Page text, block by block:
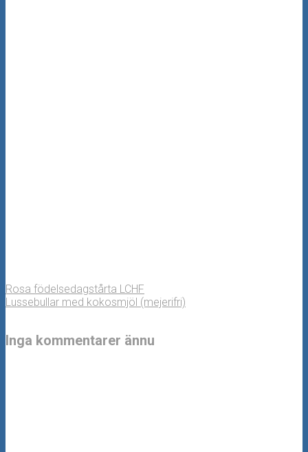
Rosa födelsedagstårta LCHF
Lussebullar med kokosmjöl (mejerifri)
Inga kommentarer ännu